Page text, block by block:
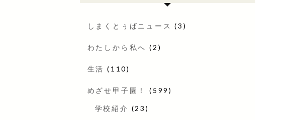
しまくとぅばニュース (3)
わたしから私へ (2)
生活 (110)
めざせ甲子園！ (599)
学校紹介 (23)